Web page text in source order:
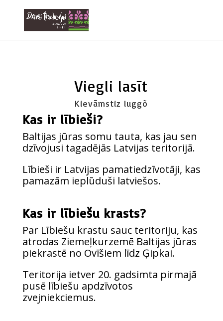
Viegli lasīt
Kievāmstiz luggõ
Kas ir lībieši?
Bal­ti­jas jūras somu tau­ta, kas jau sen
dzī­vo­ju­si taga­dē­jās Lat­vi­jas teritorijā.
Lībie­ši ir Lat­vi­jas pama­tie­dzī­vo­tā­ji, kas
pama­zām ieplū­du­ši latviešos.
Kas ir lībiešu krasts?
Par Lībie­šu kras­tu sauc teri­to­ri­ju, kas
atro­das Zie­meļ­kur­ze­mē Bal­ti­jas jūras
pie­kras­tē no Ovī­šiem līdz Ģipkai.
Teri­to­ri­ja ietver 20. gad­sim­ta pir­ma­jā
pusē lībie­šu apdzī­vo­tos
zvejniekciemus.